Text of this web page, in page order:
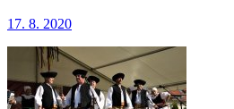
17. 8. 2020